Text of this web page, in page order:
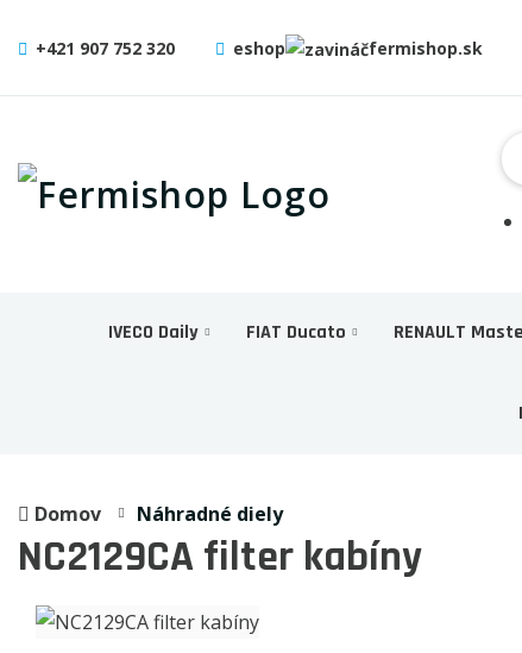
+421 907 752 320 eshop fermishop.sk
IVECO Daily FIAT Ducato RENAULT
Domov Náhradné diely
NC2129CA filter kabíny